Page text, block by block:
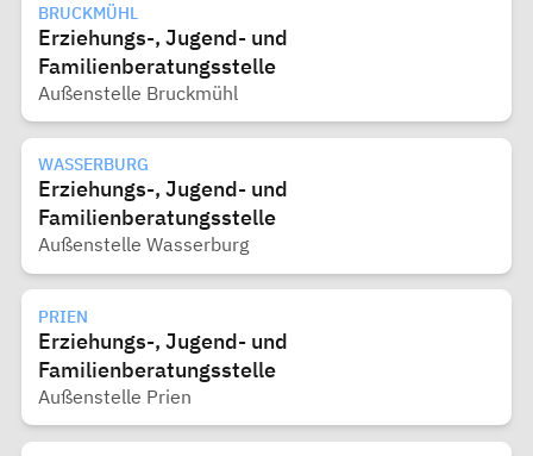
BRUCKMÜHL
Erziehungs-, Jugend- und
Familienberatungsstelle
Außenstelle Bruckmühl
WASSERBURG
Erziehungs-, Jugend- und
Familienberatungsstelle
Außenstelle Wasserburg
PRIEN
Erziehungs-, Jugend- und
Familienberatungsstelle
Außenstelle Prien